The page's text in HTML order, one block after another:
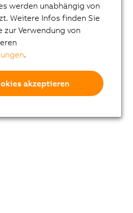
werden unabhängig von
Weitere Infos finden Sie
zur Verwendung von
.
akzeptieren